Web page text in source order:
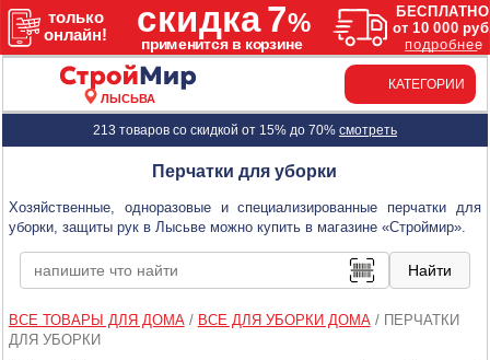
ЛЫСЬВА
КАТЕГОРИИ
213 товаров со скидкой от 15% до 70% смотреть
Перчатки для уборки
Хозяйственные, одноразовые и специализированные перчатки для
уборки, защиты рук в Лысьве можно купить в магазине «Строймир».
ВСЕ ТОВАРЫ ДЛЯ ДОМА/ ВСЕ ДЛЯ УБОРКИ ДОМА/ ПЕРЧАТКИ
ДЛЯ УБОРКИ